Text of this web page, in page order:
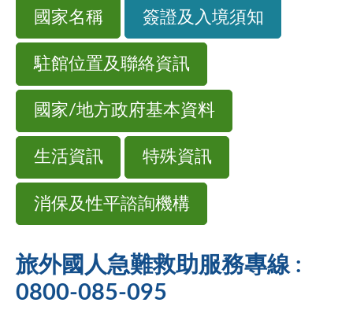
國家名稱 簽證及入境須知
駐館位置及聯絡資訊
國家/地方政府基本資料
生活資訊 特殊資訊
消保及性平諮詢機構
旅外國人急難救助服務專線 :
0800-085-095